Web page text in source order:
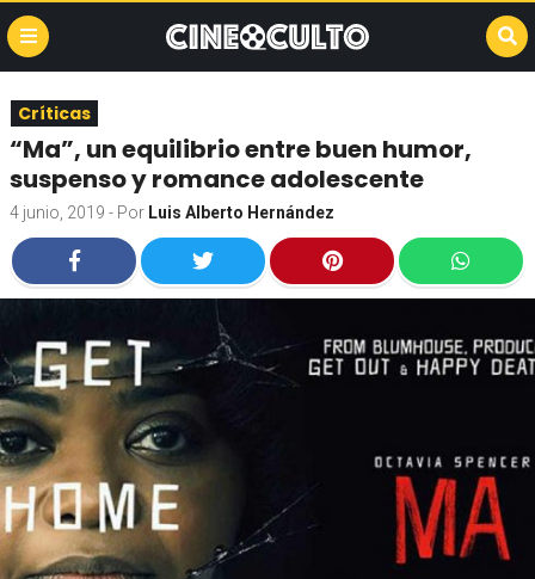
Críticas
“Ma”, un equilibrio entre buen humor,
suspenso y romance adolescente
4 junio, 2019 - Por Luis Alberto Hernández